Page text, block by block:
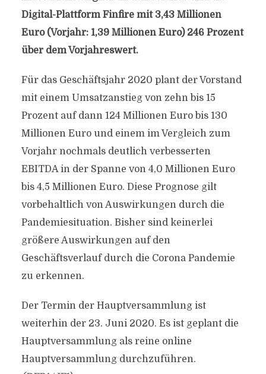
Digital-Plattform Finfire mit 3,43 Millionen
Euro (Vorjahr: 1,39 Millionen Euro) 246 Prozent
über dem Vorjahreswert.
Für das Geschäftsjahr 2020 plant der Vorstand
mit einem Umsatzanstieg von zehn bis 15
Prozent auf dann 124 Millionen Euro bis 130
Millionen Euro und einem im Vergleich zum
Vorjahr nochmals deutlich verbesserten
EBITDA in der Spanne von 4,0 Millionen Euro
bis 4,5 Millionen Euro. Diese Prognose gilt
vorbehaltlich von Auswirkungen durch die
Pandemiesituation. Bisher sind keinerlei
größere Auswirkungen auf den
Geschäftsverlauf durch die Corona Pandemie
zu erkennen.
Der Termin der Hauptversammlung ist
weiterhin der 23. Juni 2020. Es ist geplant die
Hauptversammlung als reine online
Hauptversammlung durchzuführen.